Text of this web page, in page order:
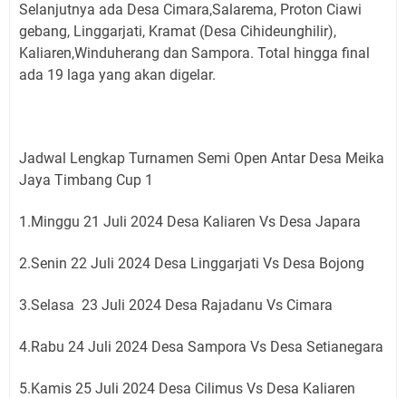
Selanjutnya ada Desa Cimara,Salarema, Proton Ciawi
gebang, Linggarjati, Kramat (Desa Cihideunghilir),
Kaliaren,Winduherang dan Sampora. Total hingga final
ada 19 laga yang akan digelar.
Jadwal Lengkap Turnamen Semi Open Antar Desa Meika
Jaya Timbang Cup 1
1.Minggu 21 Juli 2024 Desa Kaliaren Vs Desa Japara
2.Senin 22 Juli 2024 Desa Linggarjati Vs Desa Bojong
3.Selasa 23 Juli 2024 Desa Rajadanu Vs Cimara
4.Rabu 24 Juli 2024 Desa Sampora Vs Desa Setianegara
5.Kamis 25 Juli 2024 Desa Cilimus Vs Desa Kaliaren